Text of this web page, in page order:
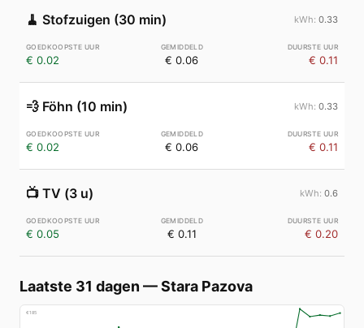
🧹 Stofzuigen (30 min) 0.33
€ 0.02 € 0.06 € 0.11
💨 Föhn (10 min) 0.33
€ 0.02 € 0.06 € 0.11
📺 TV (3 u) 0.6
€ 0.05 € 0.11 € 0.20
Laatste 31 dagen —Stara Pazova
€185